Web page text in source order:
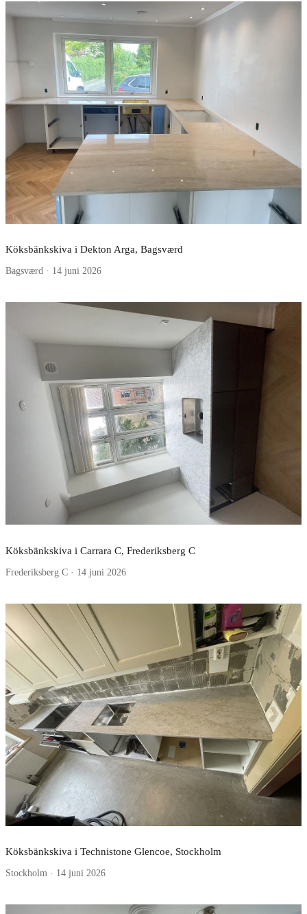
Köksbänkskiva i Dekton Arga, Bagsværd
Bagsværd · 14 juni 2026
Köksbänkskiva i Carrara C, Frederiksberg C
Frederiksberg C · 14 juni 2026
Köksbänkskiva i Technistone Glencoe, Stockholm
Stockholm · 14 juni 2026